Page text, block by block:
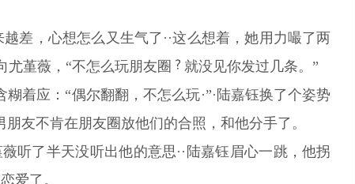
差，心想怎么又生气了··这么想着，她用力嘬了两
堇薇，“不怎么玩朋友圈
就没见你发过几条。”
着应：“偶尔翻翻，不怎么玩·”·陆嘉钰换了个姿势
友不肯在朋友圈放他们的合照，和他分手了。
薇听了半天没听出他的意思··陆嘉钰眉心一跳，他拐
爱了。